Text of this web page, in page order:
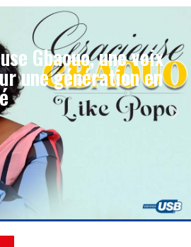
Gbaouo, une voix
une génération en